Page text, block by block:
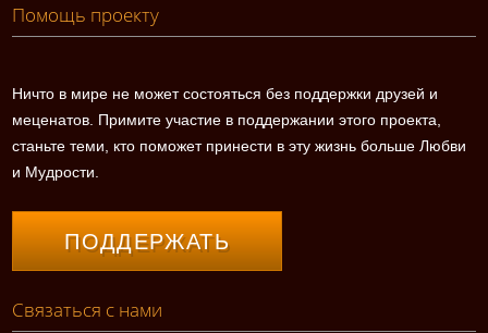
Помощь проекту
Ничто в мире не может состояться без поддержки друзей и
меценатов. Примите участие в поддержании этого проекта,
станьте теми, кто поможет принести в эту жизнь больше Любви
и Мудрости.
ПОДДЕРЖАТЬ
Связаться с нами